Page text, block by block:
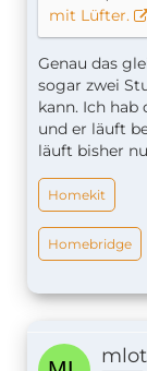
mit Lüfter.
Genau das
sogar zwei
kann. Ich hab
und er läuft
läuft bisher
Homekit
Homebridge